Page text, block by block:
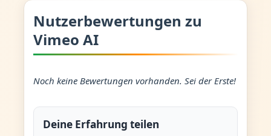
Nutzerbewertungen zu
Vimeo AI
Noch keine Bewertungen vorhanden. Sei der Erste!
Deine Erfahrung teilen